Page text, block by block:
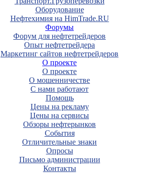
Оборудование
Нефтехимия на HimTrade.RU
Форумы
Форум для нефтетрейдеров
Опыт нефтетрейдера
Маркетинг сайтов нефтетрейдеров
О проекте
О проекте
О мошенничестве
С нами работают
Помощь
Цены на рекламу
Цены на сервисы
Обзоры нефтерынков
События
Отличительные знаки
Опросы
Письмо администрации
Контакты